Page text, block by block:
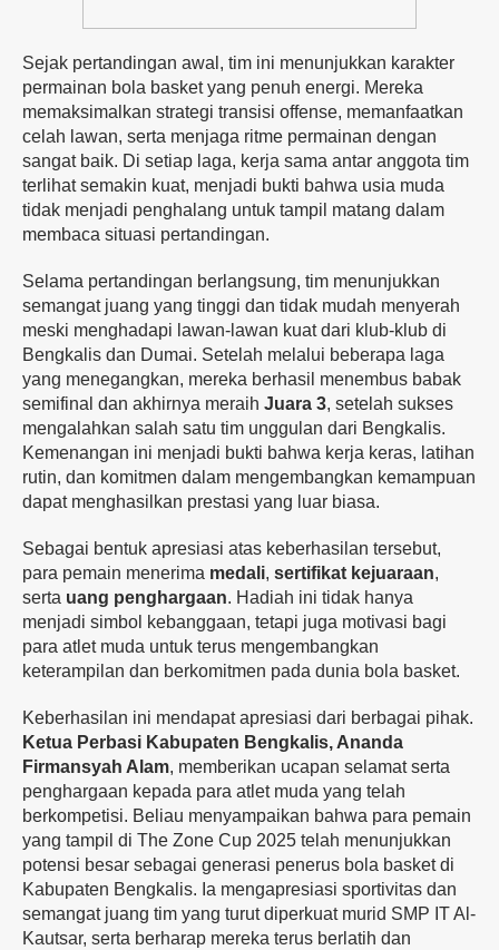
Sejak pertandingan awal, tim ini menunjukkan karakter
permainan bola basket yang penuh energi. Mereka
memaksimalkan strategi transisi offense, memanfaatkan
celah lawan, serta menjaga ritme permainan dengan
sangat baik. Di setiap laga, kerja sama antar anggota tim
terlihat semakin kuat, menjadi bukti bahwa usia muda
tidak menjadi penghalang untuk tampil matang dalam
membaca situasi pertandingan.
Selama pertandingan berlangsung, tim menunjukkan
semangat juang yang tinggi dan tidak mudah menyerah
meski menghadapi lawan-lawan kuat dari klub-klub di
Bengkalis dan Dumai. Setelah melalui beberapa laga
yang menegangkan, mereka berhasil menembus babak
semifinal dan akhirnya meraih Juara 3, setelah sukses
mengalahkan salah satu tim unggulan dari Bengkalis.
Kemenangan ini menjadi bukti bahwa kerja keras, latihan
rutin, dan komitmen dalam mengembangkan kemampuan
dapat menghasilkan prestasi yang luar biasa.
Sebagai bentuk apresiasi atas keberhasilan tersebut,
para pemain menerima medali, sertifikat kejuaraan,
serta uang penghargaan. Hadiah ini tidak hanya
menjadi simbol kebanggaan, tetapi juga motivasi bagi
para atlet muda untuk terus mengembangkan
keterampilan dan berkomitmen pada dunia bola basket.
Keberhasilan ini mendapat apresiasi dari berbagai pihak.
Ketua Perbasi Kabupaten Bengkalis, Ananda
Firmansyah Alam, memberikan ucapan selamat serta
penghargaan kepada para atlet muda yang telah
berkompetisi. Beliau menyampaikan bahwa para pemain
yang tampil di The Zone Cup 2025 telah menunjukkan
potensi besar sebagai generasi penerus bola basket di
Kabupaten Bengkalis. Ia mengapresiasi sportivitas dan
semangat juang tim yang turut diperkuat murid SMP IT Al-
Kautsar, serta berharap mereka terus berlatih dan